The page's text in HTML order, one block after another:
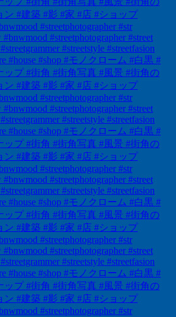
#streetphotographer #str
#streetphotographer #str
#streetphotographer #str
#streetphotographer #str
#streetphotographer #str